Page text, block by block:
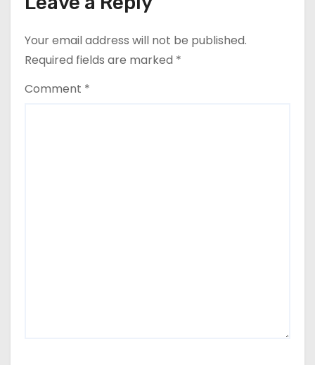
Your email address will not be published.
Required fields are marked *
Comment *